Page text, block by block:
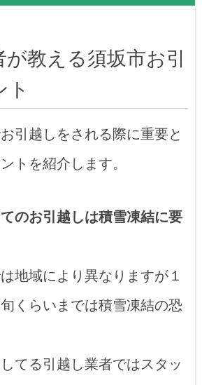
教える須坂市お引
ト
引越しをされる際に重要と
トを紹介します。
のお引越しは積雪凍結に要
地域により異なりますが１
くらいまでは積雪凍結の恐
てる引越し業者ではスタッ